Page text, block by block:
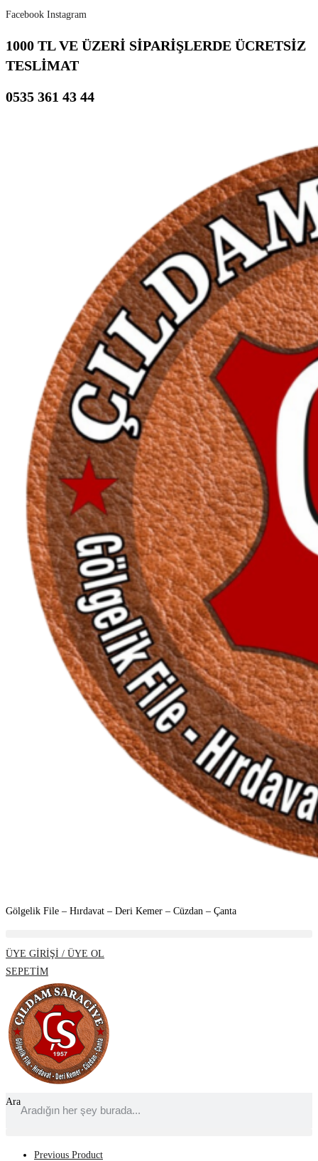
Skip
content
Facebook Instagram
1000 TL VE ÜZERİ SİPARİŞLERDE ÜCRETSİZ
TESLİMAT
0535 361 43 44
Gölgelik File – Hırdavat – Deri Kemer – Cüzdan – Çanta
ÜYE GİRİŞİ / ÜYE OL
SEPETİM
Ara
Previous Product